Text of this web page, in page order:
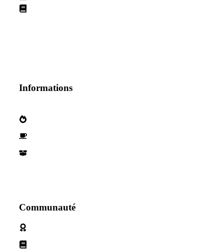
Informations
Communauté